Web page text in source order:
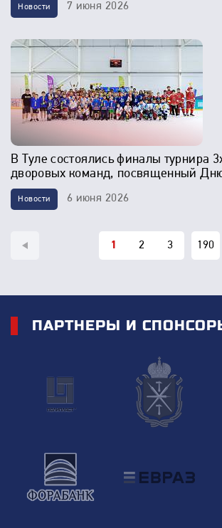
Новости 7 июня 2026
В Туле состоялись финалы турнира
дворовых команд, посвященный
Новости 6 июня 2026
1 2 3 190
>
ПАРТНЕРЫ И